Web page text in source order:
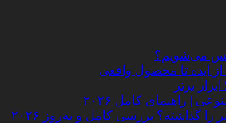
می‌شویم؟
| راهنمای کامل ۲۰۲۶
بررسی کامل و به‌روز ۲۰۲۶